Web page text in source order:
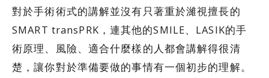
對於手術術式的講解並沒有只著重於濰視擅長的
SMART transPRK，連其他的SMILE、LASIK的手
術原理、風險、適合什麼樣的人都會講解得很清
楚，讓你對於準備要做的事情有一個初步的理解。